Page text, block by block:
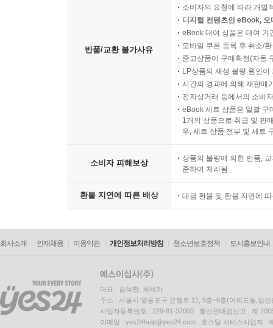
반품/교환 불가사유
소비자의 요청에 따라 개별
디지털 컨텐츠인 eBook,
eBook 대여 상품은 대여 기
모바일 쿠폰 등록 후 취소/
중고상품이 구매확정(자동
LP상품의 재생 불량 원인
시간의 경과에 의해 재판매
전자상거래 등에서의 소비
eBook 세트 상품은 일괄 구
1개의 상품으로 취급 및 판
우, 세트 상품 전부 및 세트
소비자 피해보상
상품의 불량에 의한 반품,
준하여 처리됨
환불 지연에 따른 배상 대금 환불 및 환불 지연에
회사소개 인재채용 이용약관 개인정보처리방침 청소년보호정책 도서홍보안내
대표 : 김석환, 최세라
주소 : 서울시 영등포구 은행로 11, 5층~6층(여의도동,일신
사업자등록번호 : 229-81-37000 통신판매업신고 : 제
이메일 : yes24help@yes24.com 호스팅 서비스사업자 :